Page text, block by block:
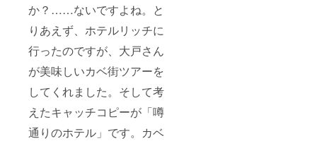
か？……ないですよね。と
りあえず、ホテルリッチに
行ったのですが、大戸さん
が美味しいカベ街ツアーを
してくれました。そして考
えたキャッチコピーが「噂
通りのホテル」です。カベ